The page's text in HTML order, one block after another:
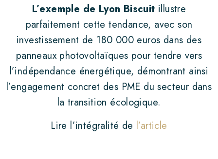
L’exemple de Lyon Biscuit illustre
parfaitement cette tendance, avec son
investissement de 180 000 euros dans des
panneaux photovoltaïques pour tendre vers
l’indépendance énergétique, démontrant ainsi
l’engagement concret des PME du secteur dans
la transition écologique.
Lire l’intégralité de l’article